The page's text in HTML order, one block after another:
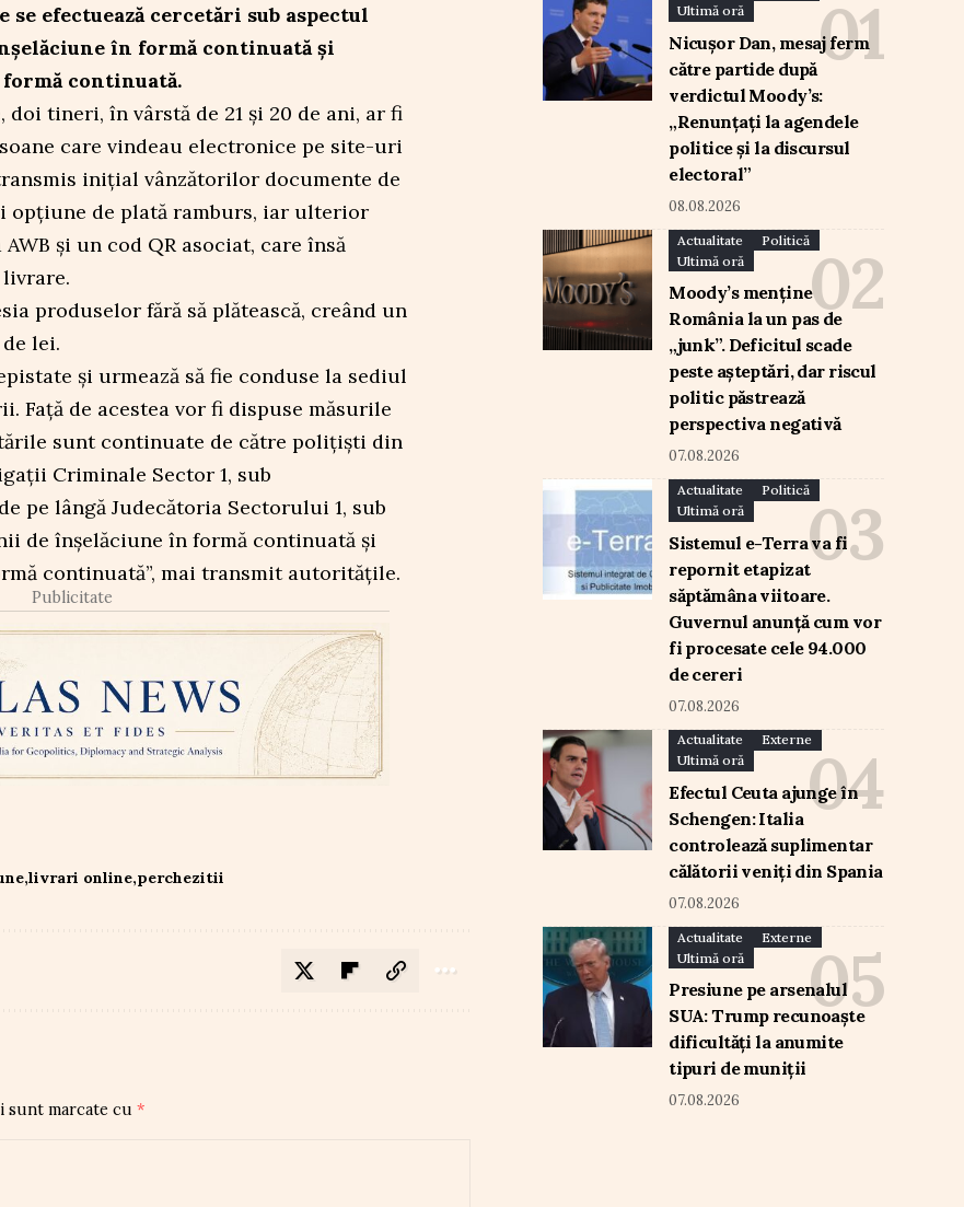
efectuează cercetări sub aspectul
în formă continuată și
continuată.
tineri, în vârstă de 21 și 20 de ani, ar fi
care vindeau electronice pe site-uri
inițial vânzătorilor documente de
opțiune de plată ramburs, iar ulterior
și un cod QR asociat, care însă
produselor fără să plătească, creând un
lei.
și urmează să fie conduse la sediul
Față de acestea vor fi dispuse măsurile
sunt continuate de către polițiști din
Criminale Sector 1, sub
pe lângă Judecătoria Sectorului 1, sub
de înșelăciune în formă continuată și
continuată”, mai transmit autoritățile.
Publicitate
livrari online perchezitii
sunt marcate cu *
Ultimă oră
Nicușor Dan, mesaj ferm
către partide după
verdictul Moody’s:
„Renunțați la agendele
politice și la discursul
electoral”
08.08.2026
Actualitate
Politică
Ultimă oră
Moody’s menține
România la un pas de
„junk”. Deficitul scade
peste așteptări, dar riscul
politic păstrează
perspectiva negativă
07.08.2026
Actualitate
Politică
Ultimă oră
Sistemul e-Terra va fi
repornit etapizat
săptămâna viitoare.
Guvernul anunță cum vor
fi procesate cele 94.000
de cereri
07.08.2026
Actualitate
Externe
Ultimă oră
Efectul Ceuta ajunge în
Schengen: Italia
controlează suplimentar
călătorii veniți din Spania
07.08.2026
Actualitate
Externe
Ultimă oră
Presiune pe arsenalul
SUA: Trump recunoaște
dificultăți la anumite
tipuri de muniții
07.08.2026